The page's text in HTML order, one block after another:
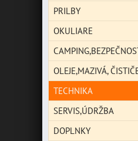
PRILBY
OKULIARE
OLEJE,MAZIVÁ,
TECHNIKA
SERVIS,ÚDRŽBA
DOPLNKY